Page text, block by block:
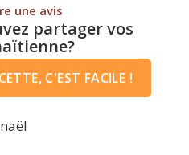
une avis
partager vos
C'EST FACILE !